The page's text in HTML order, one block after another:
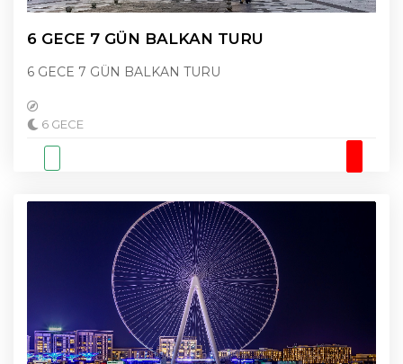
6 GECE 7 GÜN BALKAN TURU
6 GECE 7 GÜN BALKAN TURU
6 GECE